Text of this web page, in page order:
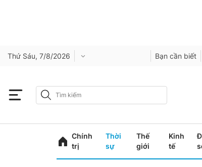
Thứ Sáu, 7/8/2026 Bạn cần biết
Chính
trị
Thời
sự
Thế
giới
Kinh
tế